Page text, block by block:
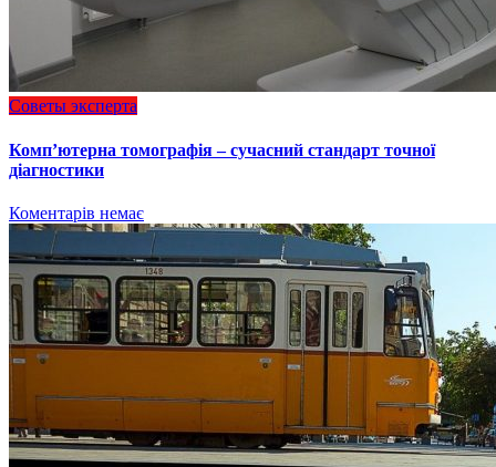
Советы эксперта
Комп’ютерна томографія – сучасний стандарт точної
діагностики
Коментарів немає